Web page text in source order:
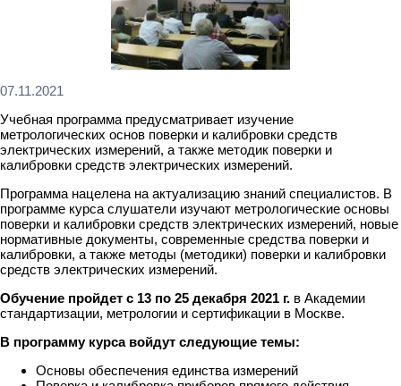
07.11.2021
Учебная программа предусматривает изучение
метрологических основ поверки и калибровки средств
электрических измерений, а также методик поверки и
калибровки средств электрических измерений.
Программа нацелена на актуализацию знаний специалистов. В
программе курса слушатели изучают метрологические основы
поверки и калибровки средств электрических измерений, новые
нормативные документы, современные средства поверки и
калибровки, а также методы (методики) поверки и калибровки
средств электрических измерений.
Обучение пройдет с 13 по 25 декабря 2021 г. в Академии
стандартизации, метрологии и сертификации в Москве.
В программу курса войдут следующие темы:
Основы обеспечения единства измерений